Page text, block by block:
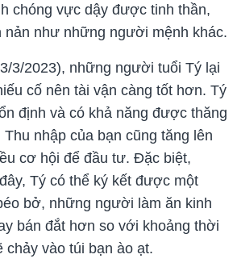
chóng vực dậy được tinh thần,
nản như những người mệnh khác.
3/2023), những người tuổi Tý lại
cố nên tài vận càng tốt hơn. Tý
định và có khả năng được thăng
nhập của bạn cũng tăng lên
cơ hội để đầu tư. Đặc biệt,
Tý có thể ký kết được một
bở, những người làm ăn kinh
bán đắt hơn so với khoảng thời
vào túi bạn ào ạt.